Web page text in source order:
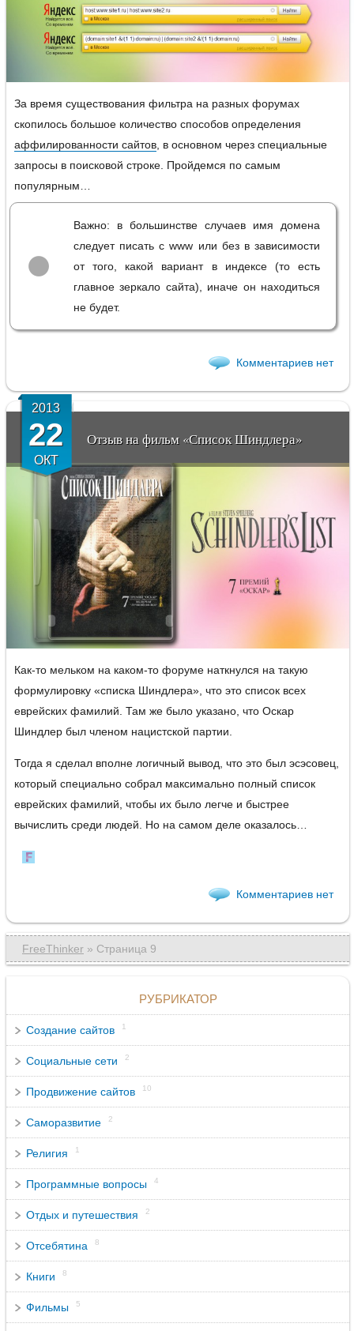
За время существования фильтра на разных форумах
скопилось большое количество способов определения
аффилированности сайтов , в основном через специальные
запросы в поисковой строке. Пройдемся по самым
популярным…
Важно: в большинстве случаев имя домена
следует писать с www или без в зависимости
от того, какой вариант в индексе (то есть
главное зеркало сайта), иначе он находиться
не будет.
Комментариев нет
2013
22
ОКТ
Отзыв на фильм «Список Шиндлера»
Как-то мельком на каком-то форуме наткнулся на такую
формулировку «списка Шиндлера», что это список всех
еврейских фамилий. Там же было указано, что Оскар
Шиндлер был членом нацистской партии.
Тогда я сделал вполне логичный вывод, что это был эсэсовец,
который специально собрал максимально полный список
еврейских фамилий, чтобы их было легче и быстрее
вычислить среди людей. Но на самом деле оказалось…
Комментариев нет
FreeThinker » Страница 9
РУБРИКАТОР
Создание сайтов 1
Социальные сети 2
Продвижение сайтов 10
Саморазвитие 2
Религия 1
Программные вопросы 4
Отдых и путешествия 2
Отсебятина 8
Книги 8
Фильмы 5